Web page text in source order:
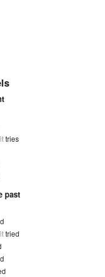
tries
past
tried